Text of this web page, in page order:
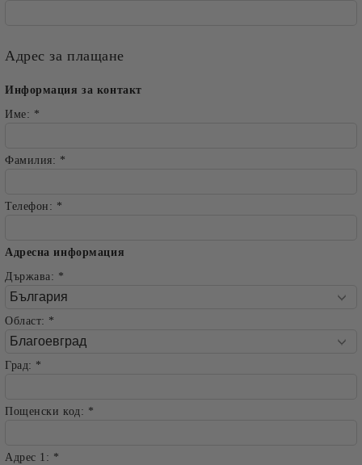
Адрес за плащане
Информация за контакт
Име: *
Фамилия: *
Телефон: *
Адресна информация
Държава: *
Област: *
Град: *
Пощенски код: *
Адрес 1: *